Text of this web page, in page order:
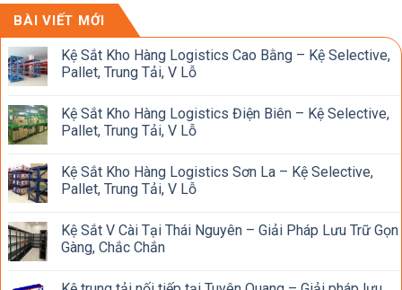
BÀI VIẾT MỚI
Kệ Sắt Kho Hàng Logistics Cao Bằng – Kệ Selective,
Pallet, Trung Tải, V Lỗ
Kệ Sắt Kho Hàng Logistics Điện Biên – Kệ Selective,
Pallet, Trung Tải, V Lỗ
Kệ Sắt Kho Hàng Logistics Sơn La – Kệ Selective,
Pallet, Trung Tải, V Lỗ
Kệ Sắt V Cài Tại Thái Nguyên – Giải Pháp Lưu Trữ Gọn
Gàng, Chắc Chắn